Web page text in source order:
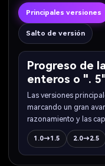
Principales versiones
Salto de versión
Progreso de
enteros o ".
Las versiones
marcando un gran
razonamiento y las
1.0→1.5 2.0→2.5